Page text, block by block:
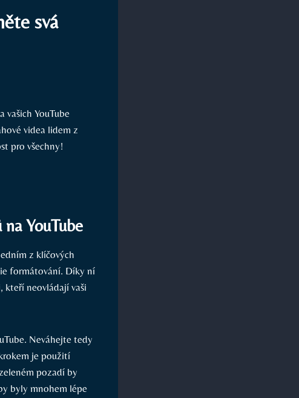
svá
YouTube
videa lidem z
pro všechny!
YouTube
z klíčových
formátování. Díky ní
kteří neovládají vaši
Neváhejte tedy
je použití
pozadí by
byly mnohem lépe